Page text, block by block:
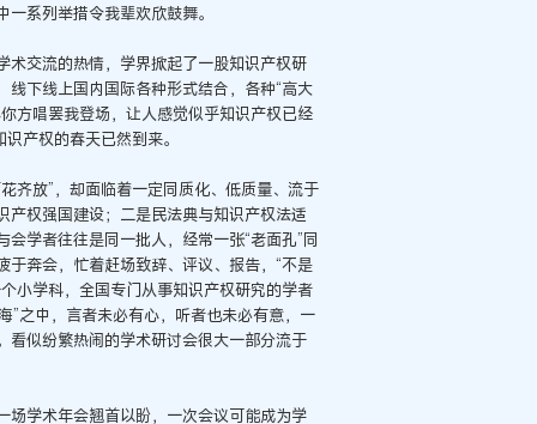
系列举措令我辈欢欣鼓舞。
术交流的热情，学界掀起了一股知识产权研
下线上国内国际各种形式结合，各种“高大
方唱罢我登场，让人感觉似乎知识产权已经
产权的春天已然到来。
齐放”，却面临着一定同质化、低质量、流于
权强国建设；二是民法典与知识产权法适
学者往往是同一批人，经常一张“老面孔”同
奔会，忙着赶场致辞、评议、报告，“不是
小学科，全国专门从事知识产权研究的学者
”之中，言者未必有心，听者也未必有意，一
看似纷繁热闹的学术研讨会很大一部分流于
场学术年会翘首以盼，一次会议可能成为学